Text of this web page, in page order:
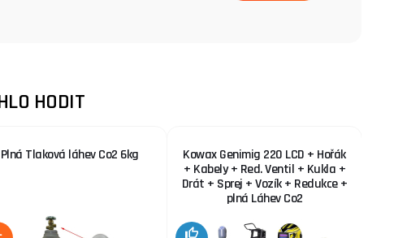
HODIT
Plná Tlaková láhev Co2 6kg
Kowax Genimig 220 LCD + Hořák
+ Kabely + Red. Ventil + Kukla +
Drát + Sprej + Vozík + Redukce +
plná Láhev Co2